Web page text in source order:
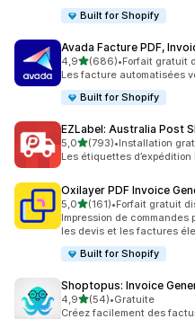
Built for Shopify
Avada Facture PDF,
4,9étoile(s) sur 5
(686)
686 avis au total
•Forfait gratuit
Les facture automatisées
Built for Shopify
EZLabel: Australia Post
5,0étoile(s) sur 5
(793)
793 avis au total
•Installation
Les étiquettes
Oxilayer PDF Invoice
5,0étoile(s) sur 5
(161)
161 avis au total
•Forfait gratuit
Impression de
les devis et les factures
Built for Shopify
Shoptopus: Invoice
4,9étoile(s) sur 5
(54)
54 avis au total
•Gratuite
Créez facilement des